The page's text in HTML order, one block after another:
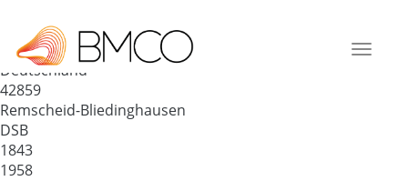
Toggle
Remscheid-Bliedinghausen
Deutschland
42859
Remscheid-Bliedinghausen
DSB
1843
1958